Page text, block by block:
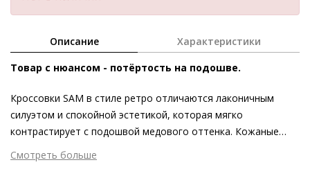
Описание Характеристики
Товар с нюансом - потёртость на подошве.
Кроссовки SAM в стиле ретро отличаются лаконичным
силуэтом и спокойной эстетикой, которая мягко
контрастирует с подошвой медового оттенка. Кожаные
вставки в носочной части и в области пятки подчёркивают
элегантность и любовь к деталям, с которой выполнены
Смотреть больше